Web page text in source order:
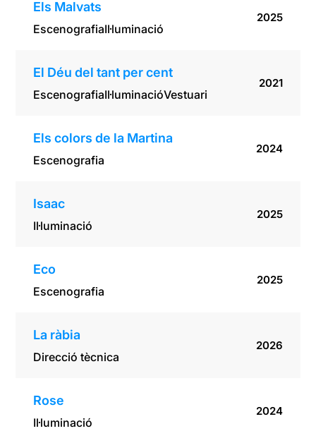
Els Malvats
EscenografiaIl·luminació
2025
El Déu del tant per cent
EscenografiaIl·luminacióVestuari
2021
Els colors de la Martina
Escenografia
2024
Isaac
Il·luminació
2025
Eco
Escenografia
2025
La ràbia
Direcció tècnica
2026
Rose
Il·luminació
2024